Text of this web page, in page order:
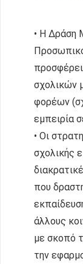
• Η Δράση
σχολικών
φορέων
εμπειρία
• Οι
σχολικής
που
άλλους
με σκοπό
την